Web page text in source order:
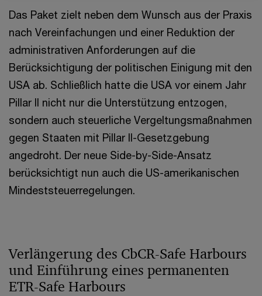
Das Paket zielt neben dem Wunsch aus der Praxis
nach Vereinfachungen und einer Reduktion der
administrativen Anforderungen auf die
Berücksichtigung der politischen Einigung mit den
USA ab. Schließlich hatte die USA vor einem Jahr
Pillar II nicht nur die Unterstützung entzogen,
sondern auch steuerliche Vergeltungsmaßnahmen
gegen Staaten mit Pillar II-Gesetzgebung
angedroht. Der neue Side-by-Side-Ansatz
berücksichtigt nun auch die US-amerikanischen
Mindeststeuerregelungen.
Verlängerung des CbCR-Safe Harbours
und Einführung eines permanenten
ETR-Safe Harbours